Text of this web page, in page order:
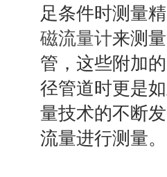
足条件时测量
磁流量计来测
管，这些附加
径管道时更是
量技术的不断
流量进行测量。